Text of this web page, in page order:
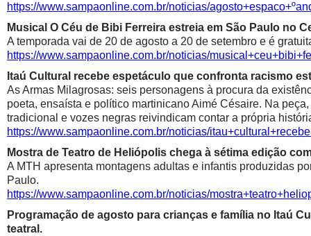
https://www.sampaonline.com.br/noticias/
Musical O Céu de Bibi Ferreira estreia em São Paulo no
A temporada vai de 20 de agosto a 20 de setembro e é
https://www.sampaonline.com.br/noticias/
Itaú Cultural recebe espetáculo que confronta racismo
As Armas Milagrosas: seis personagens à procura da
poeta, ensaísta e político martinicano Aimé Césaire. Na
tradicional e vozes negras reivindicam contar a própria
https://www.sampaonline.com.br/noticias/
Mostra de Teatro de Heliópolis chega à sétima edição
A MTH apresenta montagens adultas e infantis produzidas
Paulo.
https://www.sampaonline.com.br/noticias/
Programação de agosto para crianças e família no Itaú
teatral.